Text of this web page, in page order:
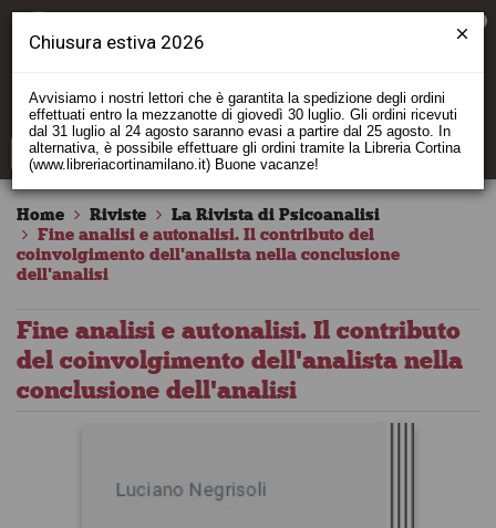
Home Riviste
La Rivista di Psicoanalisi
Fine analisi e autonalisi. Il contributo del
coinvolgimento dell'analista nella conclusione
dell'analisi
Fine analisi e autonalisi. Il contributo
del coinvolgimento dell'analista nella
conclusione dell'analisi
Chiusura estiva 2026
Avvisiamo i nostri lettori che è garantita la spedizione degli ordini
effettuati entro la mezzanotte di giovedì 30 luglio. Gli ordini ricevuti
dal 31 luglio al 24 agosto saranno evasi a partire dal 25 agosto. In
alternativa, è possibile effettuare gli ordini tramite la Libreria Cortina
(www.libreriacortinamilano.it) Buone vacanze!